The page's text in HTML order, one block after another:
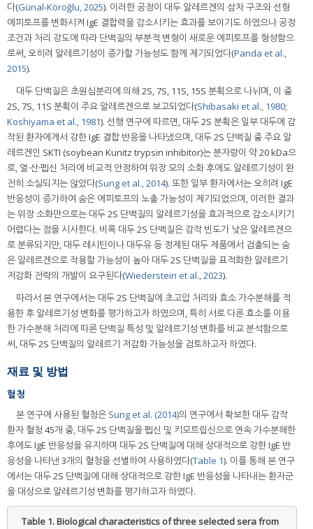
다(Günal-Köroğlu, 2025). 이러한 공정이 대두 알레르겐의 삼차 구조와 선형
에피토프를 변화시켜 IgE 결합력을 감소시키는 효과를 보이기도 하였으나 공정
조건과 처리 강도에 따라 단백질의 부분적 변형이 새로운 에피토프를 형성함으
로써, 오히려 알레르기성이 증가할 가능성도 함께 제기되었다(Panda et al.,
2015).
대두 단백질은 초원심분리에 의해 2S, 7S, 11S, 15S 분획으로 나뉘며, 이 중
2S, 7S, 11S 분획이 주요 알레르겐으로 보고되었다(Shibasaki et al., 1980;
Koshiyama et al., 1981). 선행 연구에 따르면, 대두 2S 분획은 일부 대두에 감
작된 환자에게서 강한 IgE 결합 반응을 나타냈으며, 대두 2S 단백질 중 주요 알
레르겐인 SKTI (soybean Kunitz trypsin inhibitor)는 분자량이 약 20 kDa으
로, 열·산·펩신 처리에 비교적 안정하여 위장 모의 소화 후에도 알레르기성이 완
전히 소실되지는 않았다(Sung et al., 2014). 또한 일부 환자에서는 오히려 IgE
반응성이 증가하여 숨은 에피토프의 노출 가능성이 제기되었으며, 이러한 결과
는 위장 소화만으로는 대두 2S 단백질의 알레르기성을 효과적으로 감소시키기
어렵다는 점을 시사한다. 비록 대두 2S 단백질은 감작 빈도가 낮은 알레르겐으
로 분류되지만, 대두 레시틴이나 대두유 등 정제된 대두 제품에서 검출되는 숨
은 알레르겐으로 작용할 가능성이 높아 대두 2S 단백질을 표적화한 알레르기
저감화 전략의 개발이 요구된다(Wiederstein et al., 2023).
따라서 본 연구에서는 대두 2S 단백질에 초고압 처리와 효소 가수분해를 적
용한 후 알레르기성 변화를 평가하고자 하였으며, 특히 서로 다른 효소를 이용
한 가수분해 처리에 따른 단백질 특성 및 알레르기성 변화를 비교 분석함으로
써, 대두 2S 단백질의 알레르기 저감화 가능성을 검토하고자 하였다.
재료 및 방법
혈청
본 연구에 사용된 혈청은 Sung et al. (2014)의 연구에서 확보한 대두 감작
환자 혈청 45개 중, 대두 2S 단백질을 펩신 및 키모트립신으로 연속 가수분해한
후에도 IgE 반응성을 유지하며 대두 2S 단백질에 대해 상대적으로 강한 IgE 반
응성을 나타낸 3개의 혈청을 선별하여 사용하였다(Table 1). 이를 통해 본 연구
에서는 대두 2S 단백질에 대해 상대적으로 강한 IgE 반응성을 나타내는 환자군
을 대상으로 알레르기성 변화를 평가하고자 하였다.
Table 1.Biological characteristics of three selected sera from